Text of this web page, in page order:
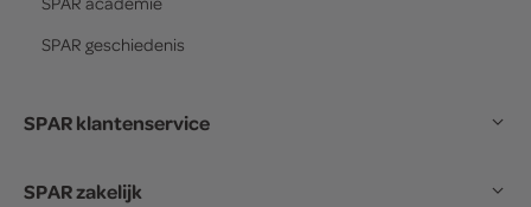
SPAR geschiedenis
SPAR klantenservice
SPAR zakelijk